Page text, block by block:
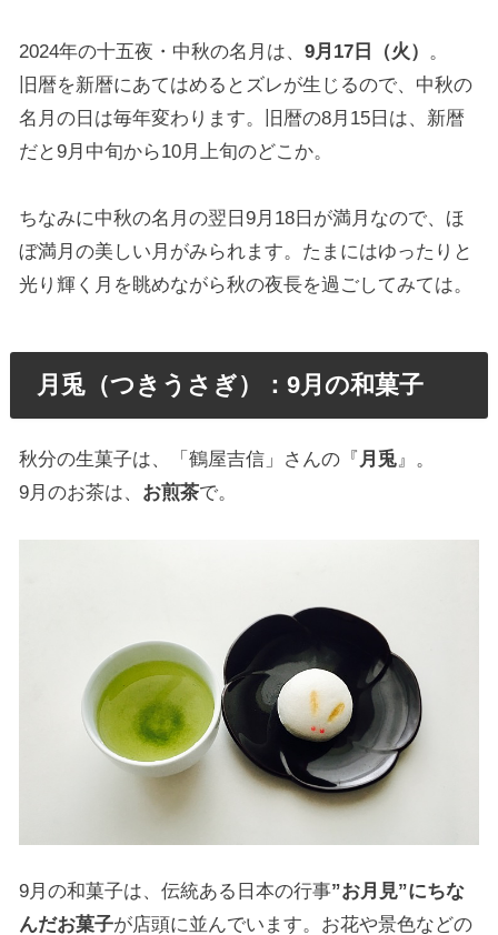
2024年の十五夜・中秋の名月は、9月17日（火） 。
旧暦を新暦にあてはめるとズレが生じるので、中秋の
名月の日は毎年変わります。旧暦の8月15日は、新暦
だと9月中旬から10月上旬のどこか。
ちなみに中秋の名月の翌日9月18日が満月なので、ほ
ぼ満月の美しい月がみられます。たまにはゆったりと
光り輝く月を眺めながら秋の夜長を過ごしてみては。
月兎（つきうさぎ）：9月の和菓子
秋分の生菓子は、「鶴屋吉信」さんの『 月兎』。
9月のお茶は、 お煎茶で。
9月の和菓子は、伝統ある日本の行事”お月見”にちな
んだお菓子が店頭に並んでいます。お花や景色などの